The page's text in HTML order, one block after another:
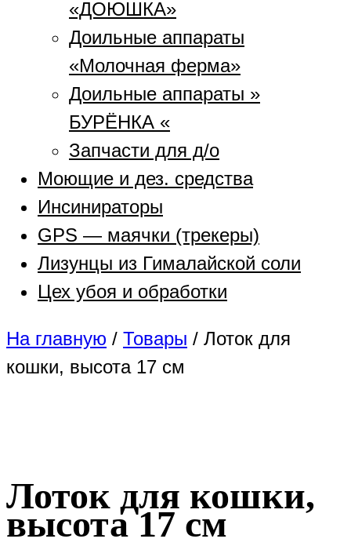
«ДОЮШКА»
Доильные аппараты
«Молочная ферма»
Доильные аппараты »
БУРЁНКА «
Запчасти для д/о
Моющие и дез. средства
Инсинираторы
GPS — маячки (трекеры)
Лизунцы из Гималайской соли
Цех убоя и обработки
На главную / Товары / Лоток для
кошки, высота 17 см
Лоток для кошки,
высота 17 см